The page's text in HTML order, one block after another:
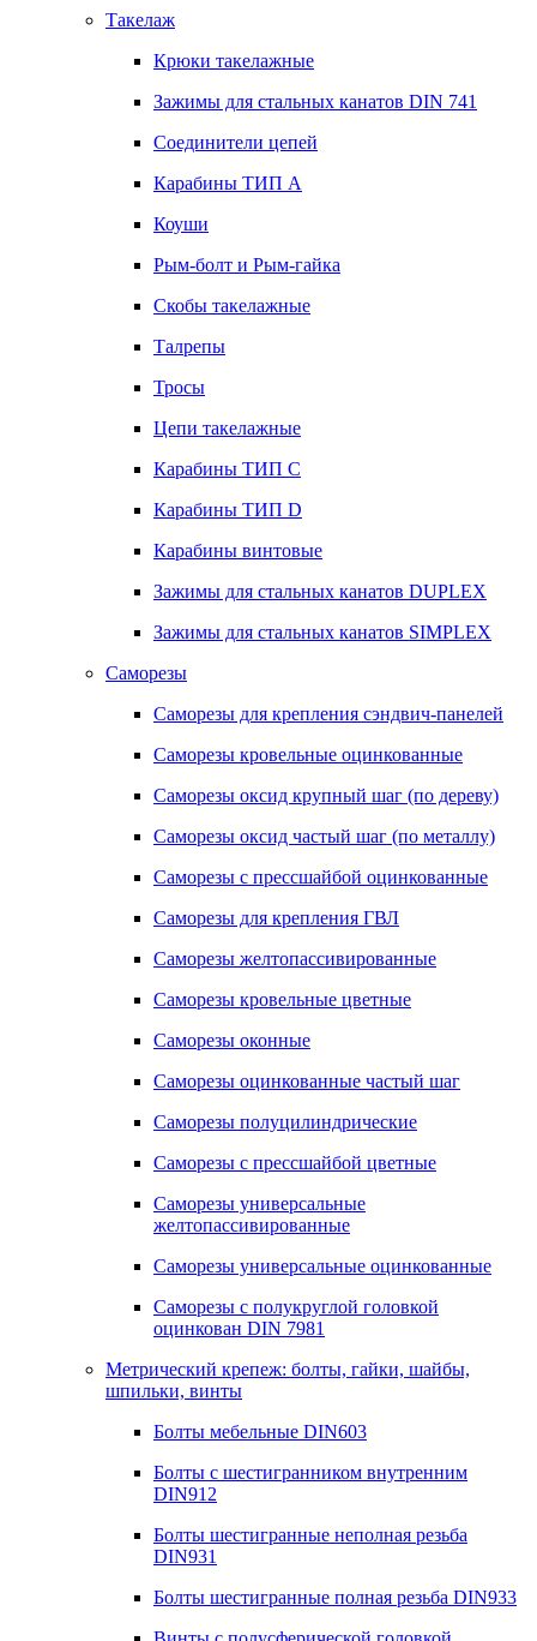
Такелаж
Крюки такелажные
Зажимы для стальных канатов DIN 741
Соединители цепей
Карабины ТИП А
Коуши
Рым-болт и Рым-гайка
Скобы такелажные
Талрепы
Тросы
Цепи такелажные
Карабины ТИП C
Карабины ТИП D
Карабины винтовые
Зажимы для стальных канатов DUPLEX
Зажимы для стальных канатов SIMPLEX
Саморезы
Саморезы для крепления сэндвич-панелей
Саморезы кровельные оцинкованные
Саморезы оксид крупный шаг (по дереву)
Саморезы оксид частый шаг (по металлу)
Саморезы с прессшайбой оцинкованные
Саморезы для крепления ГВЛ
Саморезы желтопассивированные
Саморезы кровельные цветные
Саморезы оконные
Саморезы оцинкованные частый шаг
Саморезы полуцилиндрические
Саморезы с прессшайбой цветные
Саморезы универсальные
желтопассивированные
Саморезы универсальные оцинкованные
Саморезы с полукруглой головкой
оцинкован DIN 7981
Метрический крепеж: болты, гайки, шайбы,
шпильки, винты
Болты мебельные DIN603
Болты с шестигранником внутренним
DIN912
Болты шестигранные неполная резьба
DIN931
Болты шестигранные полная резьба DIN933